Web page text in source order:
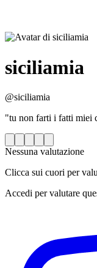
siciliamia
@siciliamia
"tu non farti i fatti miei
Nessuna valutazione
Clicca sui cuori per
Accedi per valutare